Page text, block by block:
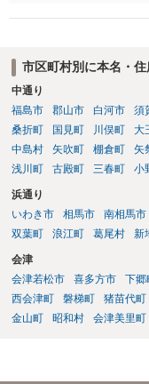
絶）を食らう可能性があ
変わるかもしれません
市区町村別に本名・
中通り
福島市
郡山市 白河市 須
桑折町
国見町 川俣町 大
中島村
矢吹町 棚倉町 矢
浅川町
古殿町 三春町 小
浜通り
いわき市
相馬市 南相馬市
双葉町
浪江町 葛尾村 新
会津
会津若松市
喜多方市 下郷
西会津町
磐梯町 猪苗代町
金山町
昭和村 会津美里町